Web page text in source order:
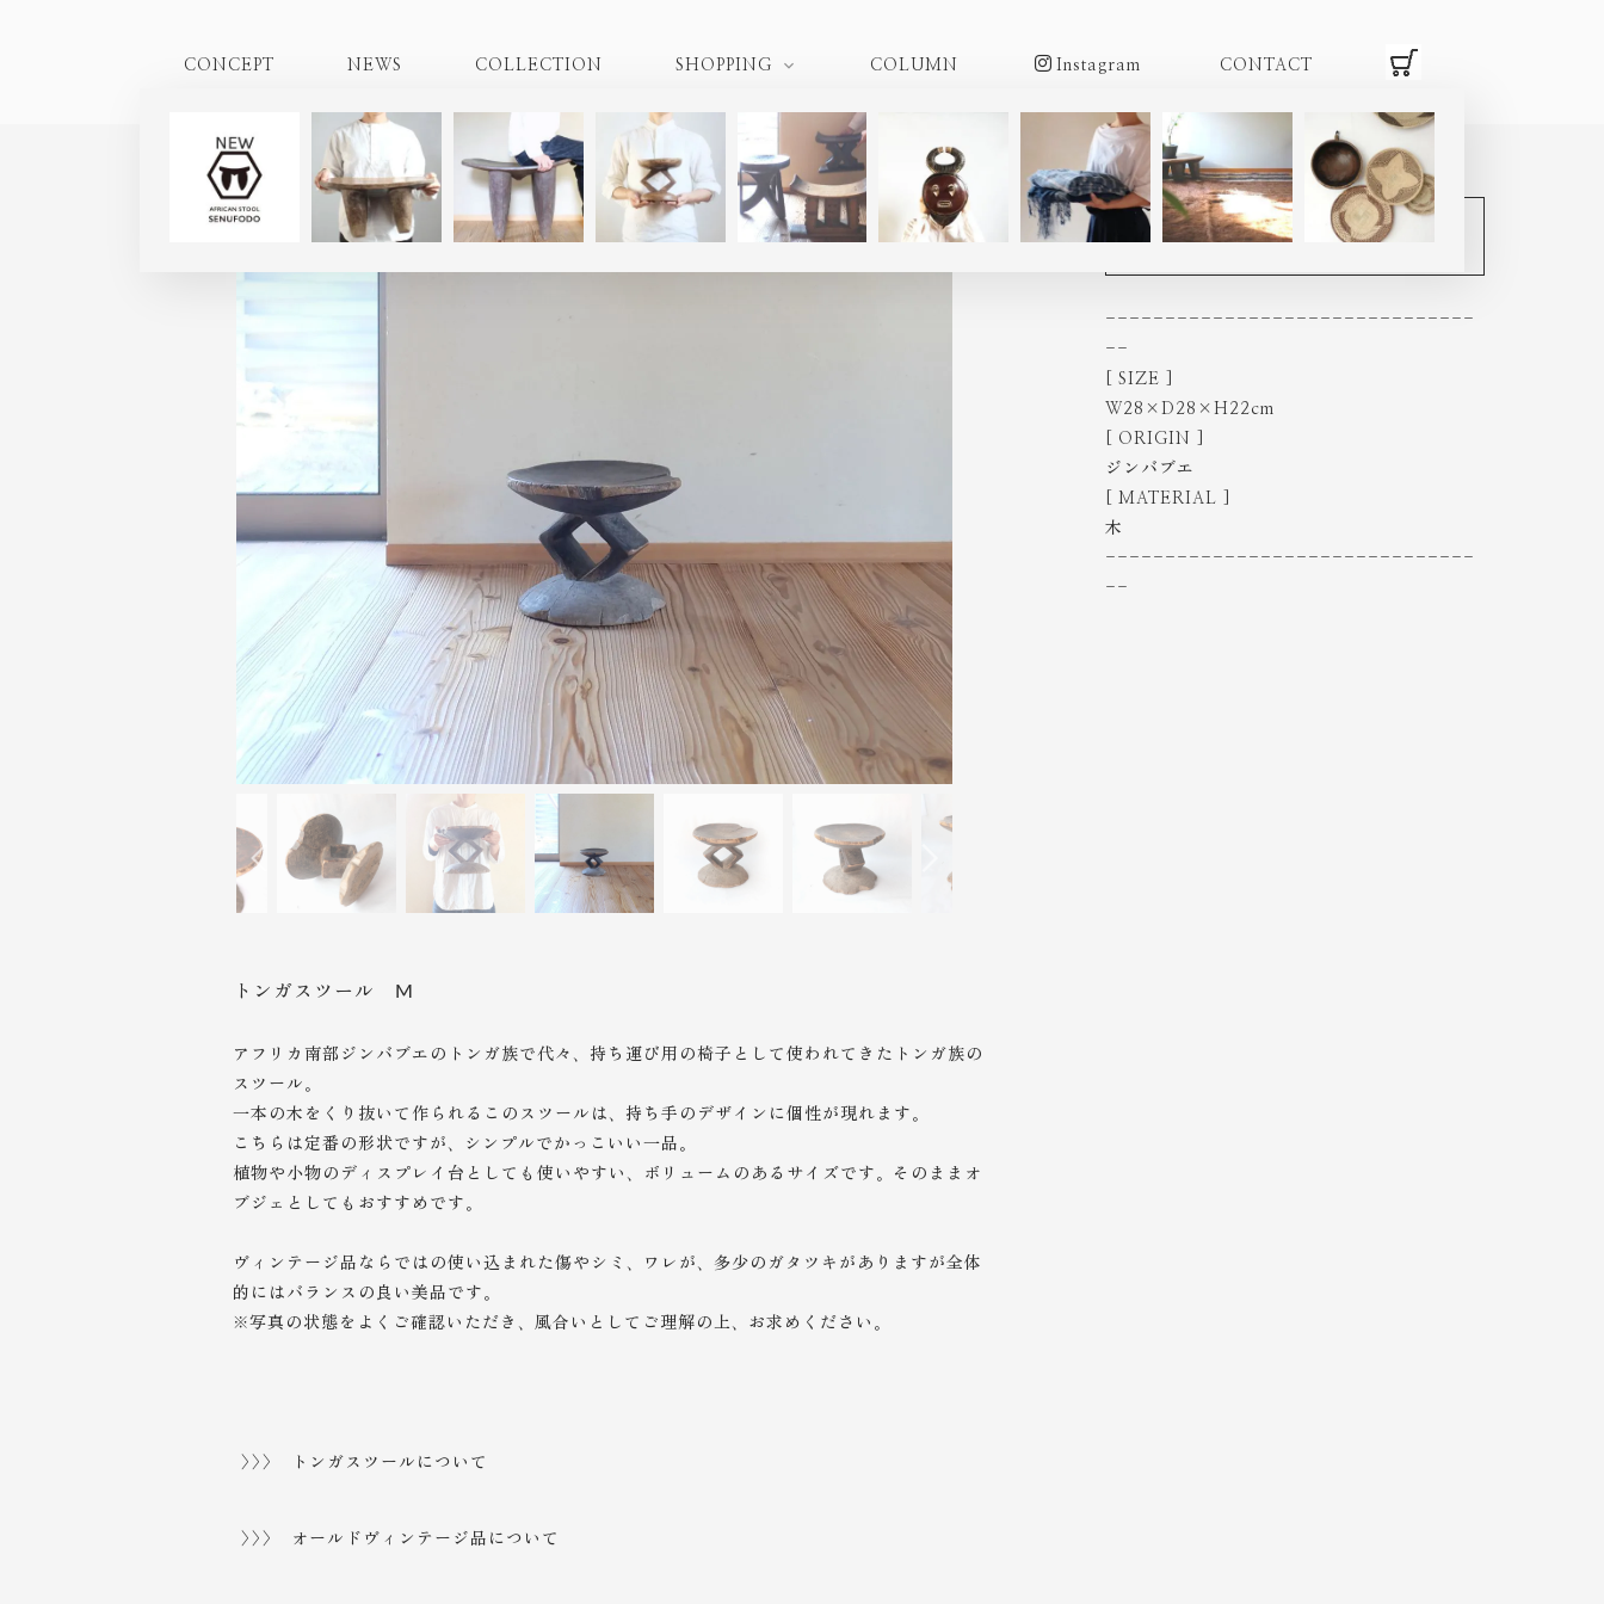
CONCEPT NEWS COLLECTION SHOPPING COLUMN Instagram CONTACT
|TM386O
トンガスツール M
アフリカ南部ジンバブエのトンガ族で代々、持ち運び用の椅子として使われてきたトンガ族の
スツール。
一本の木をくり抜いて作られるこのスツールは、持ち手のデザインに個性が現れます。
こちらは定番の形状ですが、シンプルでかっこいい一品。
植物や小物のディスプレイ台としても使いやすい、ボリュームのあるサイズです。そのままオ
ブジェとしてもおすすめです。
ヴィンテージ品ならではの使い込まれた傷やシミ、ワレが、多少のガタツキがありますが全体
的にはバランスの良い美品です。
※写真の状態をよくご確認いただき、風合いとしてご理解の上、 お求めください。
>>> トンガスツールについて
>>> オールドヴィンテージ品について
トンガ族 スツール M
-------------------------------
--
[ SIZE ]
W28×D28×H22cm
[ ORIGIN ]
ジンバブエ
[ MATERIAL ]
木
-------------------------------
--